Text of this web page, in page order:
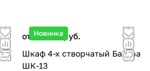
Новинка
от 26 990 руб.
Шкаф 4-х створчатый Багира
ШК-13